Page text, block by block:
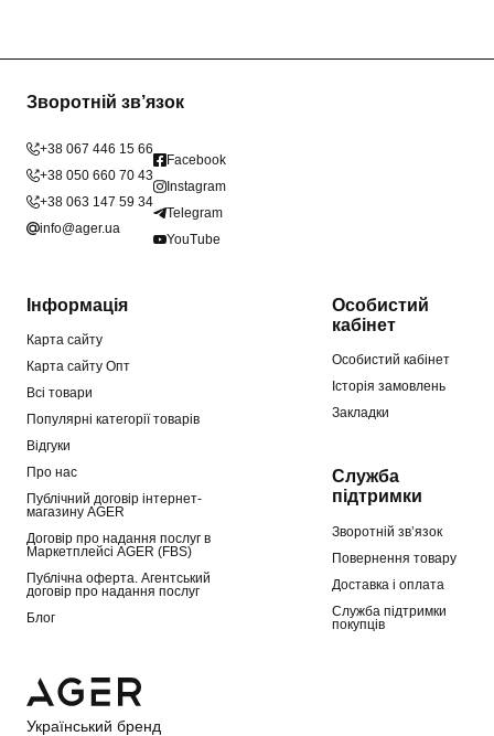
Зворотній зв’язок
+38 067 446 15 66
+38 050 660 70 43
+38 063 147 59 34
info@ager.ua
Facebook
Instagram
Telegram
YouTube
Інформація
Карта сайту
Карта сайту Опт
Всі товари
Популярні категорії товарів
Відгуки
Про нас
Публічний договір інтернет-
магазину AGER
Договір про надання послуг в
Маркетплейсі AGER (FBS)
Публічна оферта. Агентський
договір про надання послуг
Блог
Особистий
кабінет
Особистий кабінет
Історія замовлень
Закладки
Служба
підтримки
Зворотній зв’язок
Повернення товару
Доставка і оплата
Служба підтримки
покупців
Український бренд